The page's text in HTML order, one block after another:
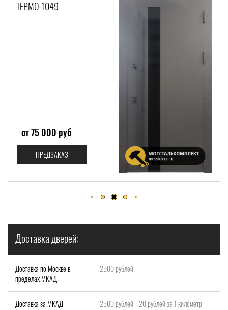
от 72 000 руб
Доставка дверей:
Доставка по Москве в
пределах МКАД:
2500 рублей
Доставка за МКАД: 2500 рублей + 20 рублей за 1 километр